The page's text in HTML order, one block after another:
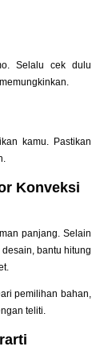
Selalu cek dulu
kamu. Pastikan
Konveksi
panjang. Selain
bantu hitung
pemilihan bahan,
teliti.